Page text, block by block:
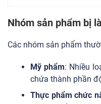
Nhóm sản phẩm bị
Các nhóm sản phẩm
Mỹ phẩm: Nhiều
chứa thành phần
Thực phẩm chức